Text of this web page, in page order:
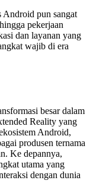
Android pun sangat
pekerjaan
dan layanan yang
wajib di era
besar dalam
Reality yang
Android,
produsen ternama
Ke depannya,
utama yang
dengan dunia